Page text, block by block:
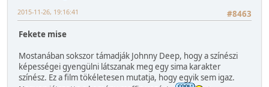
#8463
2015-11-26, 19:16:41
Fekete mise
Mostanában sokszor támadják Johnny Deep, hogy a színészi
képességei gyengülni látszanak meg egy sima karakter
színész. Ez a film tökéletesen mutatja, hogy egyik sem igaz.